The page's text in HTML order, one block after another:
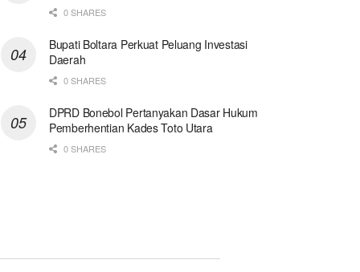
0 SHARES
Bupati Boltara Perkuat Peluang Investasi
Daerah
0 SHARES
DPRD Bonebol Pertanyakan Dasar Hukum
Pemberhentian Kades Toto Utara
0 SHARES